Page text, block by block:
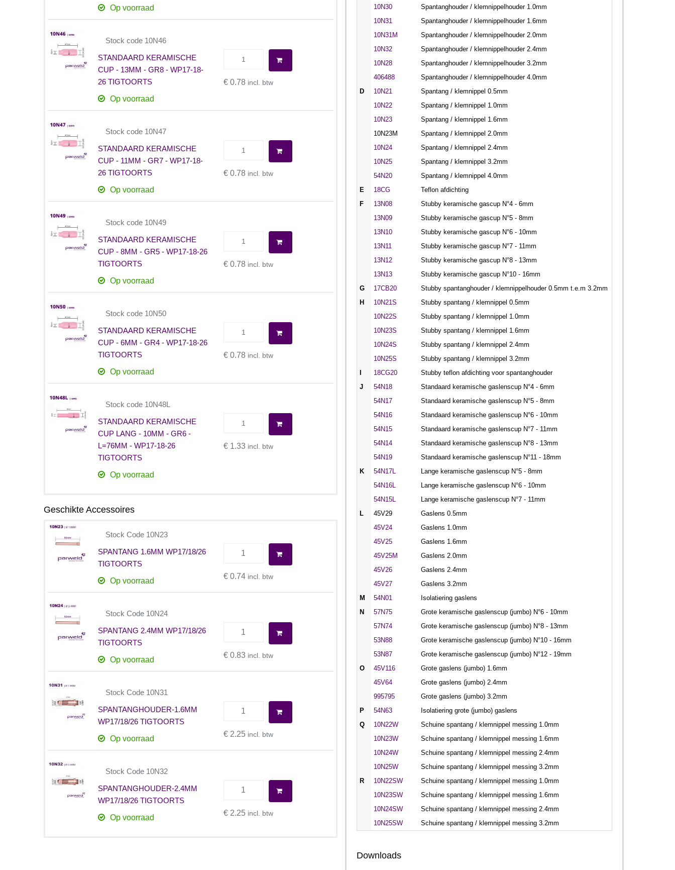
Op voorraad
Stock code 10N46
STANDAARD KERAMISCHE
CUP - 13MM - GR8 - WP17-18-
26 TIGTOORTS
Op voorraad
€ 0.78 incl. btw
Stock code 10N47
STANDAARD KERAMISCHE
CUP - 11MM - GR7 - WP17-18-
26 TIGTOORTS
Op voorraad
€ 0.78 incl. btw
Stock code 10N49
STANDAARD KERAMISCHE
CUP - 8MM - GR5 - WP17-18-26
TIGTOORTS
Op voorraad
€ 0.78 incl. btw
Stock code 10N50
STANDAARD KERAMISCHE
CUP - 6MM - GR4 - WP17-18-26
TIGTOORTS
Op voorraad
€ 0.78 incl. btw
Stock code 10N48L
STANDAARD KERAMISCHE
CUP LANG - 10MM - GR6 -
L=76MM - WP17-18-26
TIGTOORTS
Op voorraad
€ 1.33 incl. btw
Geschikte Accessoires
Stock Code 10N23
SPANTANG 1.6MM WP17/18/26
TIGTOORTS
Op voorraad
€ 0.74 incl. btw
Stock Code 10N24
SPANTANG 2.4MM WP17/18/26
TIGTOORTS
Op voorraad
€ 0.83 incl. btw
Stock Code 10N31
SPANTANGHOUDER-1.6MM
WP17/18/26 TIGTOORTS
Op voorraad
€ 2.25 incl. btw
Stock Code 10N32
SPANTANGHOUDER-2.4MM
WP17/18/26 TIGTOORTS
Op voorraad
€ 2.25 incl. btw
10N30
Spantanghouder / klemnippelhouder 1.0mm
10N31
Spantanghouder / klemnippelhouder 1.6mm
10N31M
Spantanghouder / klemnippelhouder 2.0mm
10N32
Spantanghouder / klemnippelhouder 2.4mm
10N28
Spantanghouder / klemnippelhouder 3.2mm
406488
Spantanghouder / klemnippelhouder 4.0mm
D
10N21
Spantang / klemnippel 0.5mm
10N22
Spantang / klemnippel 1.0mm
10N23
Spantang / klemnippel 1.6mm
10N23M
Spantang / klemnippel 2.0mm
10N24
Spantang / klemnippel 2.4mm
10N25
Spantang / klemnippel 3.2mm
54N20
Spantang / klemnippel 4.0mm
E
18CG
Teflon afdichting
F
13N08
Stubby keramische gascup N°4 - 6mm
13N09
Stubby keramische gascup N°5 - 8mm
13N10
Stubby keramische gascup N°6 - 10mm
13N11
Stubby keramische gascup N°7 - 11mm
13N12
Stubby keramische gascup N°8 - 13mm
13N13
Stubby keramische gascup N°10 - 16mm
G
17CB20
Stubby spantanghouder / klemnippelhouder 0.5mm t.e.m 3.2mm
H
10N21S
Stubby spantang / klemnippel 0.5mm
10N22S
Stubby spantang / klemnippel 1.0mm
10N23S
Stubby spantang / klemnippel 1.6mm
10N24S
Stubby spantang / klemnippel 2.4mm
10N25S
Stubby spantang / klemnippel 3.2mm
18CG20
Stubby teflon afdichting voor spantanghouder
J
54N18
Standaard keramische gaslenscup N°4 - 6mm
54N17
Standaard keramische gaslenscup N°5 - 8mm
54N16
Standaard keramische gaslenscup N°6 - 10mm
54N15
Standaard keramische gaslenscup N°7 - 11mm
54N14
Standaard keramische gaslenscup N°8 - 13mm
54N19
Standaard keramische gaslenscup N°11 - 18mm
K
54N17L
Lange keramische gaslenscup N°5 - 8mm
54N16L
Lange keramische gaslenscup N°6 - 10mm
54N15L
Lange keramische gaslenscup N°7 - 11mm
L
45V29
Gaslens 0.5mm
45V24
Gaslens 1.0mm
45V25
Gaslens 1.6mm
45V25M
Gaslens 2.0mm
45V26
Gaslens 2.4mm
45V27
Gaslens 3.2mm
M
54N01
Isolatiering gaslens
N
57N75
Grote keramische gaslenscup (jumbo) N°6 - 10mm
57N74
Grote keramische gaslenscup (jumbo) N°8 - 13mm
53N88
Grote keramische gaslenscup (jumbo) N°10 - 16mm
53N87
Grote keramische gaslenscup (jumbo) N°12 - 19mm
O
45V116
Grote gaslens (jumbo) 1.6mm
45V64
Grote gaslens (jumbo) 2.4mm
995795
Grote gaslens (jumbo) 3.2mm
P
54N63
Isolatiering grote (jumbo) gaslens
Q
10N22W
Schuine spantang / klemnippel messing 1.0mm
10N23W
Schuine spantang / klemnippel messing 1.6mm
10N24W
Schuine spantang / klemnippel messing 2.4mm
10N25W
Schuine spantang / klemnippel messing 3.2mm
R
10N22SW
Schuine spantang / klemnippel messing 1.0mm
10N23SW
Schuine spantang / klemnippel messing 1.6mm
10N24SW
Schuine spantang / klemnippel messing 2.4mm
10N25SW
Schuine spantang / klemnippel messing 3.2mm
Downloads